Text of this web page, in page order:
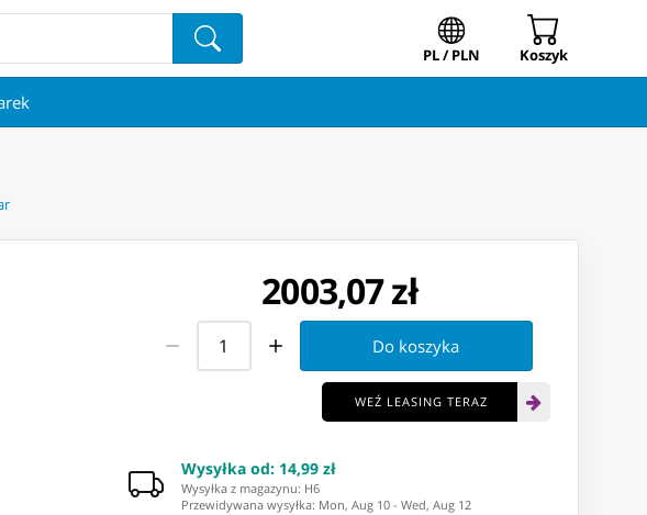
PL / PLN Koszyk
2003,07 zł
Do koszyka
WEŹ LEASING TERAZ
Wysyłka od: 14,99 zł
Wysyłka z magazynu: ⁨H6⁩
Przewidywana wysyłka: Mon, Aug 10 -Wed, Aug 12